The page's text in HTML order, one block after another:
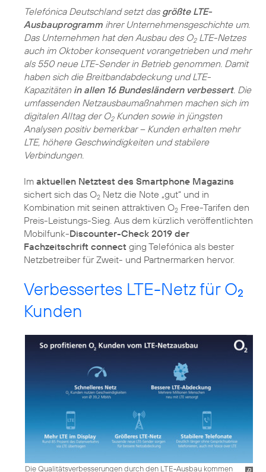
Telefónica Deutschland setzt das größte LTE-
Ausbauprogramm ihrer Unternehmensgeschichte um.
Das Unternehmen hat den Ausbau des O2LTE-Netzes
auch im Oktober konsequent vorangetrieben und mehr
als 550 neue LTE-Sender in Betrieb genommen. Damit
haben sich die Breitbandabdeckung und LTE-
Kapazitäten in allen 16 Bundesländern verbessert. Die
umfassenden Netzausbaumaßnahmen machen sich im
digitalen Alltag der O2Kunden sowie in jüngsten
Analysen positiv bemerkbar – Kunden erhalten mehr
LTE, höhere Geschwindigkeiten und stabilere
Verbindungen.
Im aktuellen Netztest des Smartphone Magazins
sichert sich das O2 Netz die Note „gut“ und in
Kombination mit seinen attraktiven O2 Free-Tarifen den
Preis-Leistungs-Sieg. Aus dem kürzlich veröffentlichten
Mobilfunk-Discounter-Check 2019 der
Fachzeitschrift connect ging Telefónica als bester
Netzbetreiber für Zweit- und Partnermarken hervor.
Verbessertes LTE-Netz für O2
Kunden
Die Qualitätsverbesserungen durch den LTE-Ausbau kommen